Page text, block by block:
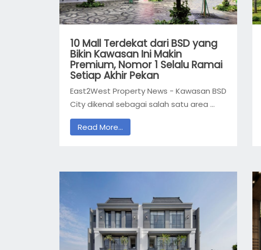
10 Mall Terdekat dari BSD yang
Bikin Kawasan Ini Makin
Premium, Nomor 1 Selalu Ramai
Setiap Akhir Pekan
East2West Property News - Kawasan BSD
City dikenal sebagai salah satu area ...
Read More...